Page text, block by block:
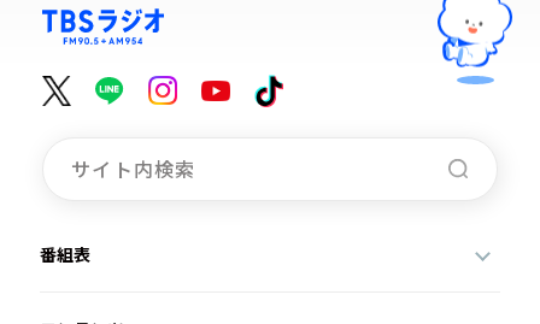
番組表